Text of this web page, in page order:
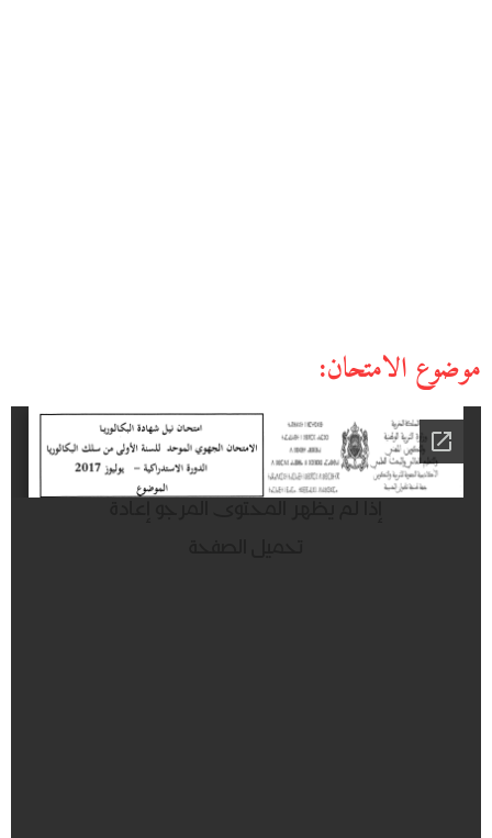
موضوع الامتحان: